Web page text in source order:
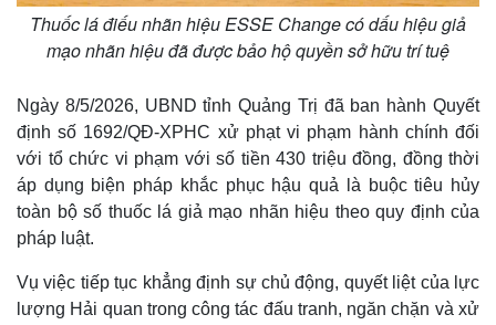
Thuốc lá điếu nhãn hiệu ESSE Change có dấu hiệu giả
mạo nhãn hiệu đã được bảo hộ quyền sở hữu trí tuệ
Ngày 8/5/2026, UBND tỉnh Quảng Trị đã ban hành Quyết
định số 1692/QĐ-XPHC xử phạt vi phạm hành chính đối
với tổ chức vi phạm với số tiền 430 triệu đồng, đồng thời
áp dụng biện pháp khắc phục hậu quả là buộc tiêu hủy
toàn bộ số thuốc lá giả mạo nhãn hiệu theo quy định của
pháp luật.
Vụ việc tiếp tục khẳng định sự chủ động, quyết liệt của lực
lượng Hải quan trong công tác đấu tranh, ngăn chặn và xử